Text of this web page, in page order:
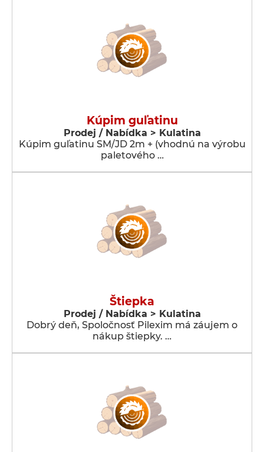
Kúpim guľatinu
Prodej / Nabídka > Kulatina
Kúpim guľatinu SM/JD 2m + (vhodnú na výrobu
paletového …
Štiepka
Prodej / Nabídka > Kulatina
Dobrý deň, Spoločnosť Pilexim má záujem o
nákup štiepky. …